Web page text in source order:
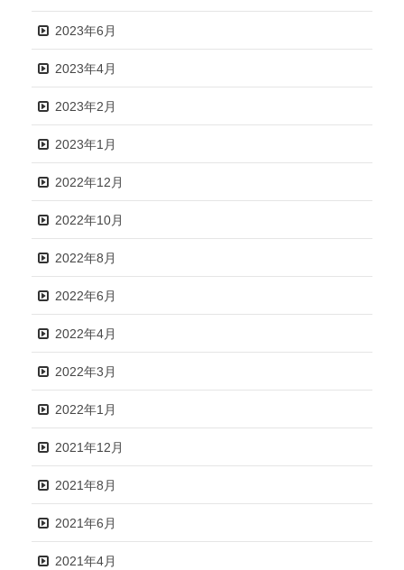
2023年6月
2023年4月
2023年2月
2023年1月
2022年12月
2022年10月
2022年8月
2022年6月
2022年4月
2022年3月
2022年1月
2021年12月
2021年8月
2021年6月
2021年4月